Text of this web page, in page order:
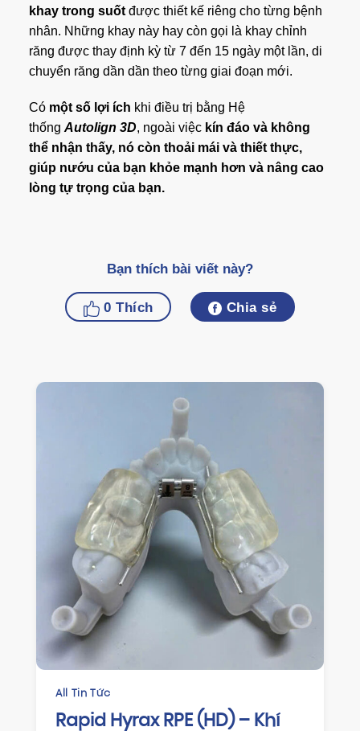
khay trong suốtđược thiết kế riêng cho từng bệnh
nhân. Những khay này hay còn gọi là khay chỉnh
răng được thay định kỳ từ 7 đến 15 ngày một lần, di
chuyển răng dần dần theo từng giai đoạn mới.
Có một số lợi ích khi điều trị bằng Hệ
thốngAutolign 3D, ngoài việc kín đáo và không
thể nhận thấy, nó còn thoải mái và thiết thực,
giúp nướu của bạn khỏe mạnh hơn và nâng cao
lòng tự trọng của bạn.
Bạn thích bài viết này?
0Thích Chia sẻ
CHỈNH NHA
HAWLEY RETAINER GIẢI PHÁP